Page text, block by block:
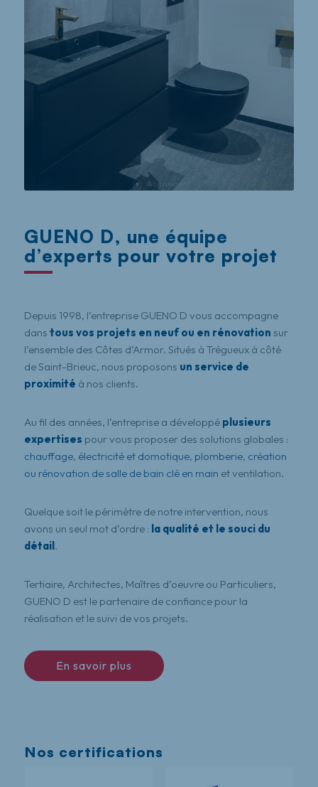
GUENO D, une équipe
d’experts pour votre projet
Depuis 1998, l’entreprise GUENO D vous accompagne
dans tous vos projets en neuf ou en rénovation sur
l’ensemble des Côtes d’Armor. Situés à Trégueux à côté
de Saint-Brieuc, nous proposons un service de
proximité à nos clients.
Au fil des années, l’entreprise a développé plusieurs
expertises pour vous proposer des solutions globales :
chauffage, électricité et domotique, plomberie, création
ou rénovation de salle de bain clé en main et ventilation.
Quelque soit le périmètre de notre intervention, nous
avons un seul mot d’ordre : la qualité et le souci du
détail .
Tertiaire, Architectes, Maîtres d’oeuvre ou Particuliers,
GUENO D est le partenaire de confiance pour la
réalisation et le suivi de vos projets.
En savoir plus
Nos certifications